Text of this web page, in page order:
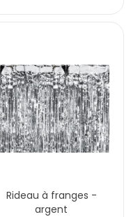
Rideau à franges -
argent